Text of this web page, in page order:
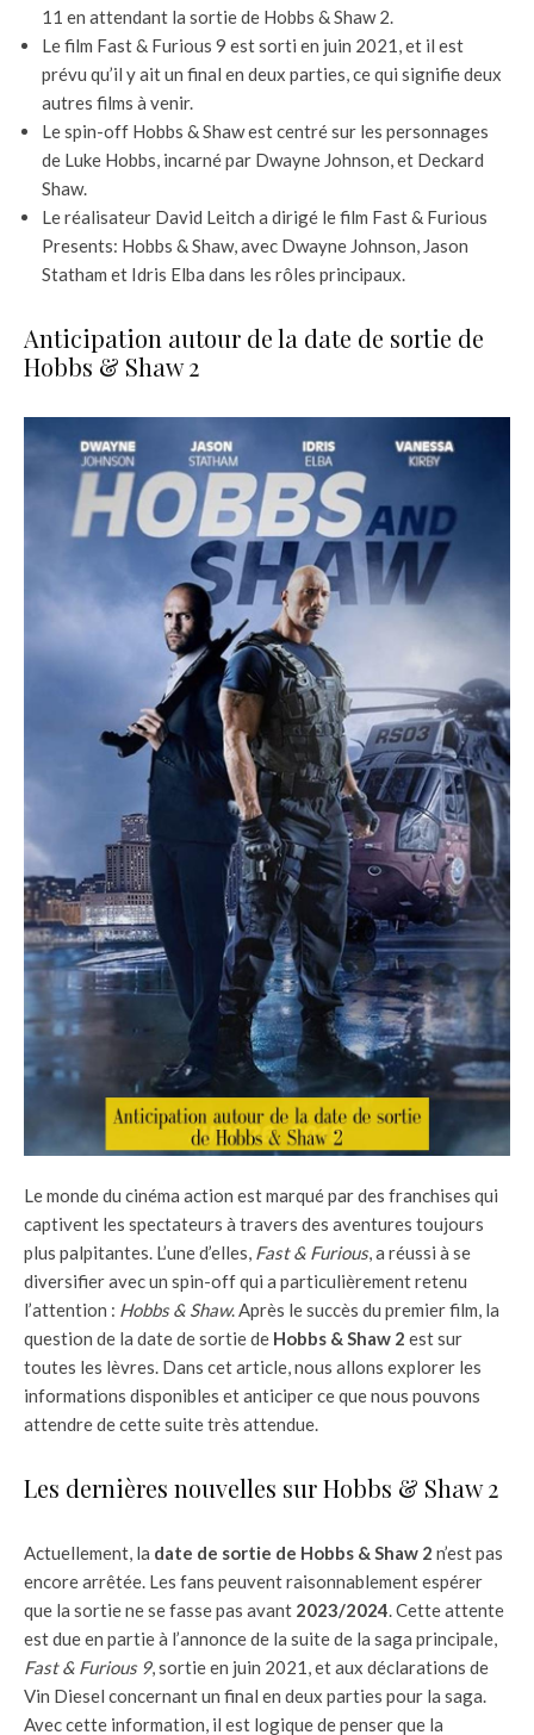
11 en attendant la sortie de Hobbs & Shaw 2.
Le film Fast & Furious 9 est sorti en juin 2021, et il est
prévu qu’il y ait un final en deux parties, ce qui signifie deux
autres films à venir.
Le spin-off Hobbs & Shaw est centré sur les personnages
de Luke Hobbs, incarné par Dwayne Johnson, et Deckard
Shaw.
Le réalisateur David Leitch a dirigé le film Fast & Furious
Presents: Hobbs & Shaw, avec Dwayne Johnson, Jason
Statham et Idris Elba dans les rôles principaux.
Anticipation autour de la date de sortie de
Hobbs & Shaw 2
Le monde du cinéma action est marqué par des franchises qui
captivent les spectateurs à travers des aventures toujours
plus palpitantes. L’une d’elles, Fast & Furious, a réussi à se
diversifier avec un spin-off qui a particulièrement retenu
l’attention : Hobbs & Shaw. Après le succès du premier film, la
question de la date de sortie de Hobbs & Shaw 2 est sur
toutes les lèvres. Dans cet article, nous allons explorer les
informations disponibles et anticiper ce que nous pouvons
attendre de cette suite très attendue.
Les dernières nouvelles sur Hobbs & Shaw 2
Actuellement, la date de sortie de Hobbs & Shaw 2 n’est pas
encore arrêtée. Les fans peuvent raisonnablement espérer
que la sortie ne se fasse pas avant 2023/2024. Cette attente
est due en partie à l’annonce de la suite de la saga principale,
Fast & Furious 9, sortie en juin 2021, et aux déclarations de
Vin Diesel concernant un final en deux parties pour la saga.
Avec cette information, il est logique de penser que la